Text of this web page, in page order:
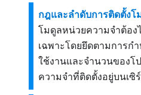
กฎและลำดับการติดตั้ง
โมดูลหน่วยความจำต้อง
เฉพาะโดยยึดตามการ
ใช้งานและจำนวนของโ
ความจำที่ติดตั้งอยู่บนเซิ